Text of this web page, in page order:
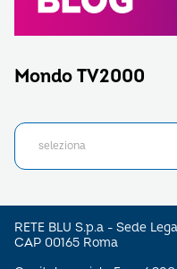
Mondo TV2000
RETE BLU S.p.a - Sede
CAP 00165 Roma